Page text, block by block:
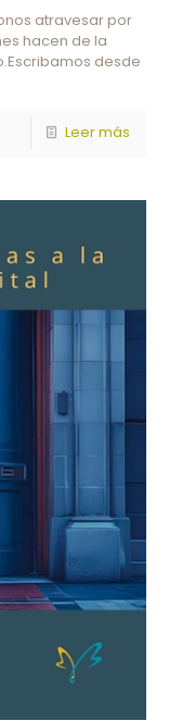
atravesar por
hacen de la
desde
Leer más